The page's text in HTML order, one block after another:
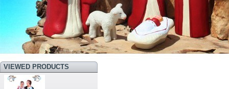
VIEWED PRODUCTS